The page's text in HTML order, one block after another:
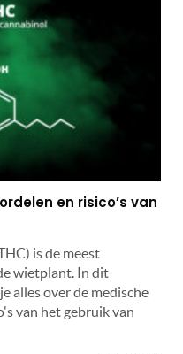
en risico’s van
is de meest
wietplant. In dit
alles over de medische
van het gebruik van